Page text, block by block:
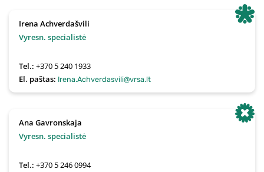
Irena Achverdašvili
Vyresn. specialistė
Tel.:+370 5 240 1933
El. paštas: Irena.Achverdasvili@vrsa.lt
Ana Gavronskaja
Vyresn. specialistė
Tel.:+370 5 246 0994